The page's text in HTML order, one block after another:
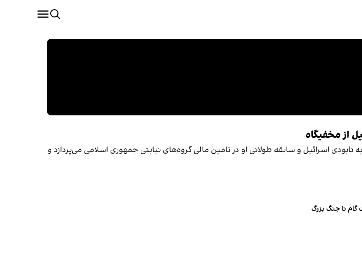
از مخفیگاه
اسرائیل و سابقه طولانی او در تامین مالی گروه‌های نیابتی جمهوری اسلامی می‌‌پردازد و
گام تا جنگ بزرگ